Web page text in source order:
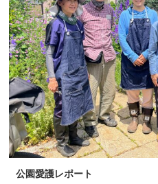
公園愛護レポート